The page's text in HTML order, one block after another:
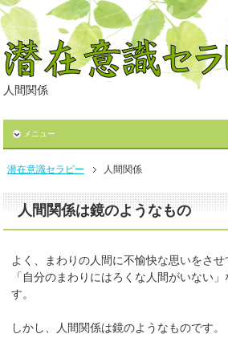
人間関係
メニュー
潜在意識セラピー 人間関係
人間関係は鏡のようなもの
よく、まわりの人間に不愉快な思いをさせ
「自分のまわりにはろくな人間がいない
す。
しかし、人間関係は鏡のようなものです。